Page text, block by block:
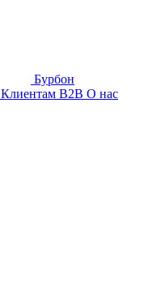
Бурбон
Клиентам B2B О нас